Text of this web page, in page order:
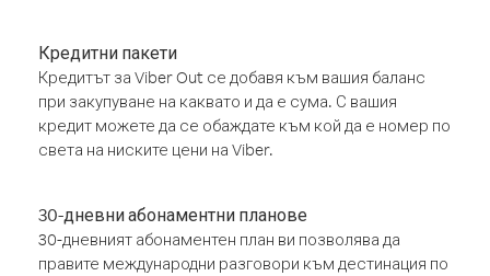
Кредитни пакети
Кредитът за Viber Out се добавя към вашия баланс
при закупуване на каквато и да е сума. С вашия
кредит можете да се обаждате към кой да е номер по
света на ниските цени на Viber.
30-дневни абонаментни планове
30-дневният абонаментен план ви позволява да
правите международни разговори към дестинация по